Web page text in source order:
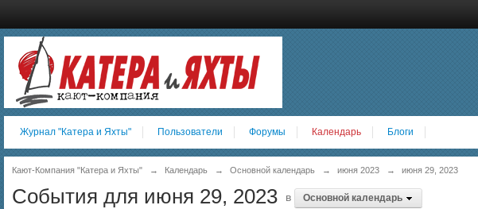
Журнал "Катера и Яхты" Пользователи Форумы Календарь Блоги
Кают-Компания "Катера и Яхты" → Календарь → Основной календарь → июня 2023 → июня 29, 2023
События для июня 29, 2023 в Основной календарь